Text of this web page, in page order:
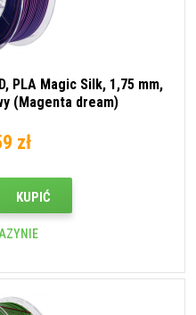
PLA Magic Silk, 1,75 mm,
(Magenta dream)
zł
KUPIĆ